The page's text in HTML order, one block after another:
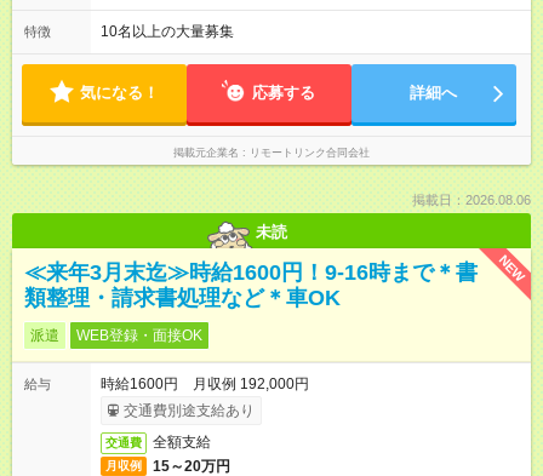
15h以内です ◎8:00-17:00もしくは9:00-18:00で働いていただき
ます。
特徴 10名以上の大量募集
気になる！ 応募する 詳細へ
掲載元企業名 リモートリンク合同会社
掲載日：2026.08.06
未読
NEW
≪来年3月末迄≫時給1600円！9-16時まで＊書
類整理・請求書処理など＊車OK
派遣 WEB登録・面接OK
給与
時給1600円 月収例 192,000円
交通費別途支給あり
交通費 全額支給
月収例 15～20万円